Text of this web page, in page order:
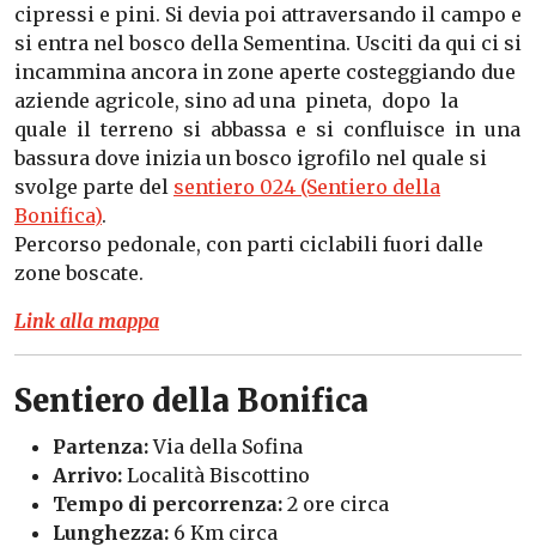
cipressi e pini. Si devia poi attraversando il campo e
si entra nel bosco della Sementina. Usciti da qui ci si
incammina ancora in zone aperte costeggiando due
aziende agricole, sino ad una pineta, dopo la
quale il terreno si abbassa e si confluisce in una
bassura dove inizia un bosco igrofilo nel quale si
svolge parte del sentiero 024 (Sentiero della
Bonifica).
Percorso pedonale, con parti ciclabili fuori dalle
zone boscate.
Link alla mappa
Sentiero della Bonifica
Partenza:Via della Sofina
Arrivo: Località Biscottino
Tempo di percorrenza: 2 ore circa
Lunghezza: 6 Km circa